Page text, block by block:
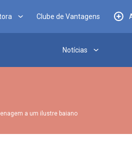
Clube de Vantagens
Notícias
a um ilustre baiano